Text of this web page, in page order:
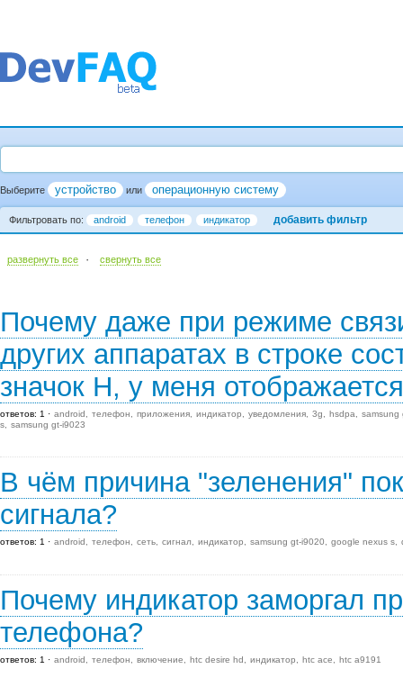
Выберите устройство или операционную систему
Фильтровать по: android телефон индикатор добавить фильтр
развернуть все · cвернуть все
Почему даже при режиме
других аппаратах в строке
значок H, у меня
ответов: 1 android телефон приложения индикатор уведомления 3g hsdpa
samsung
s
samsung gt-i9023
В чём причина "зеленения"
сигнала?
ответов: 1 android телефон сеть сигнал индикатор samsung gt-i9020 google nexus s
Почему индикатор заморгал
телефона?
ответов: 1 android телефон включение htc desire hd индикатор htc ace htc a9191